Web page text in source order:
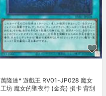
萬隆達* 遊戲王 RV01-JP028 魔女
工坊 魔女的聖夜行 (金亮) 損卡 背刮